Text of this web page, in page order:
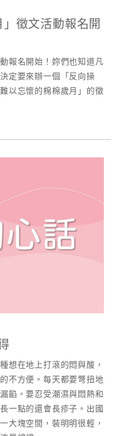
」徵文活動報名開
報名開始！妳們也知道凡
定要來辦一個「反向操
以忘懷的棉棉歲月」的徵
想在地上打滾的悶與酸，
不方便。每天都要彆扭地
餡。要忍受潮濕與悶熱和
一點的還會長疹子。出國
大塊空間，裝明明很輕，